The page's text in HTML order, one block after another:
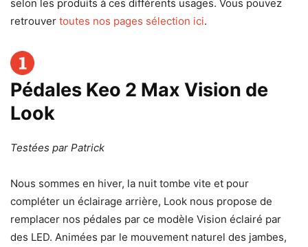
selon les produits à ces différents usages. Vous pouvez
retrouver toutes nos pages sélection ici.
Pédales Keo 2 Max Vision de
Look
Testées par Patrick
Nous sommes en hiver, la nuit tombe vite et pour
compléter un éclairage arrière, Look nous propose de
remplacer nos pédales par ce modèle Vision éclairé par
des LED. Animées par le mouvement naturel des jambes,